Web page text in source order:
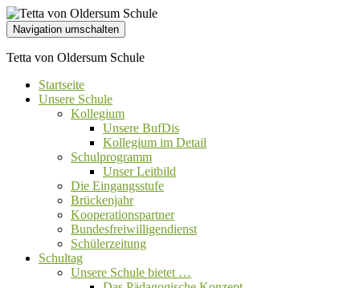
Navigation umschalten
Tetta von Oldersum Schule
Startseite
Unsere Schule
Kollegium
Unsere BufDis
Kollegium im Detail
Schulprogramm
Unser Leitbild
Die Eingangsstufe
Brückenjahr
Kooperationspartner
Bundesfreiwilligendienst
Schülerzeitung
Schultag
Unsere Schule bietet …